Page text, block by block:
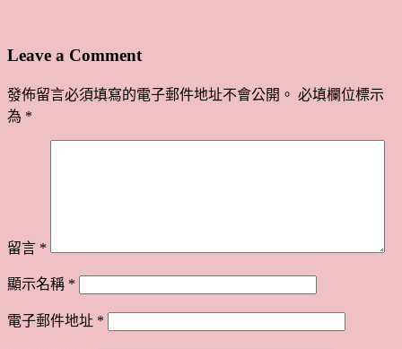
Leave a Comment
發佈留言必須填寫的電子郵件地址不會公開。 必填欄位標示
為 *
留言 *
顯示名稱 *
電子郵件地址 *